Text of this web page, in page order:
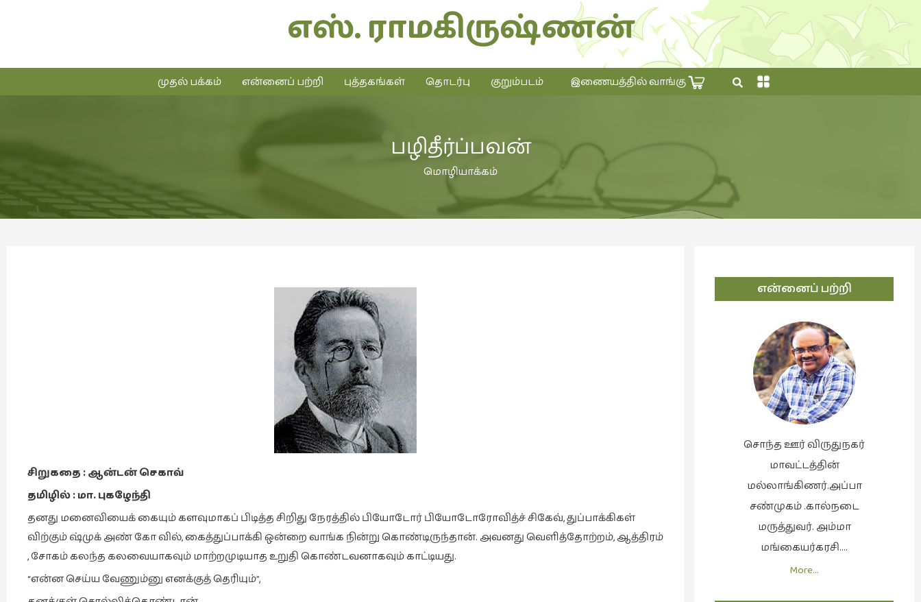
எஸ். ராமகிருஷ்ணன்
முதல் பக்கம் என்னைப் பற்றி புத்தகங்கள் தொடர்பு குறும்படம் இணையத்தில் வாங்கு
பழிதீர்ப்பவன்
மொழியாக்கம்
சிறுகதை :ஆன்டன் செகாவ்
தமிழில் : மா. புகழேந்தி
தனது மனைவியைக் கையும் களவுமாகப் பிடித்த சிறிது நேரத்தில் பியோடோர் பியோடோரோவித்ச் சிகேவ், துப்பாக்கிகள்
விற்கும் ஷ்முக் அண் கோ வில், கைத்துப்பாக்கி ஒன்றை வாங்க நின்று கொண்டிருந்தான். அவனது வெளித்தோற்றம், ஆத்திரம்
, சோகம் கலந்த கலவையாகவும் மாற்றமுடியாத உறுதி கொண்டவனாகவும் காட்டியது.
“என்ன செய்ய வேணும்னு எனக்குத் தெரியும்”,
என்னைப் பற்றி
சொந்த ஊர் விருதுநகர்
மாவட்டத்தின்
மல்லாங்கிணர்.அப்பா
சண்முகம் .கால்நடை
மருத்துவர். அம்மா
மங்கையர்கரசி….
More…